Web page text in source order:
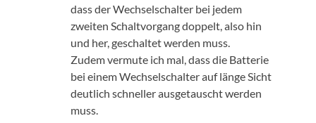
dass der Wechselschalter bei jedem
zweiten Schaltvorgang doppelt, also hin
und her, geschaltet werden muss.
Zudem vermute ich mal, dass die Batterie
bei einem Wechselschalter auf länge Sicht
deutlich schneller ausgetauscht werden
muss.